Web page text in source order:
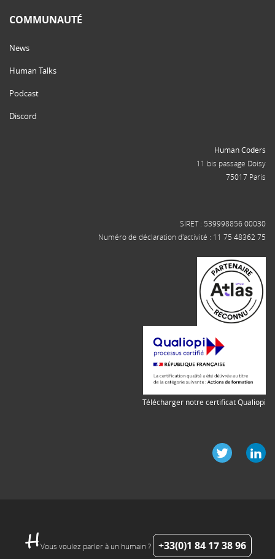
COMMUNAUTÉ
News
Human Talks
Podcast
Discord
Human Coders
11 bis passage Doisy
75017 Paris
SIRET : 539998856 00030
Numéro de déclaration d'activité : 11 75 48362 75
Télécharger notre certificat Qualiopi
Vous voulez parler à un humain ? +33(0)1 84 17 38 96